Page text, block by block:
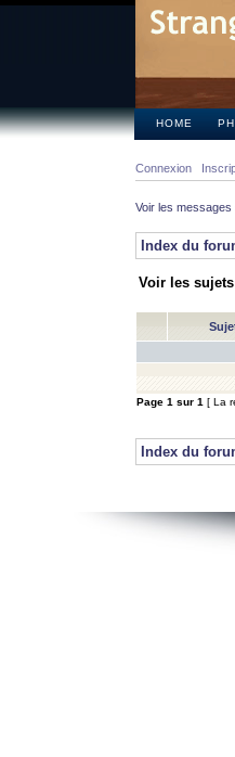
HOME
Connexion
Voir les
Index du
Voir les
Page 1 sur 1 [ La
Index du